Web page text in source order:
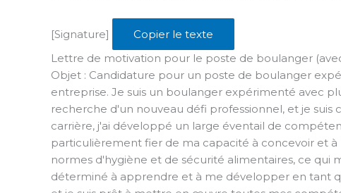
[Signature]
Copier le texte
Lettre de motivation pour le poste de boulanger
Objet : Candidature pour un poste de boulanger
entreprise. Je suis un boulanger expérimenté avec
recherche d'un nouveau défi professionnel, et je
carrière, j'ai développé un large éventail de
particulièrement fier de ma capacité à concevoir et à
normes d'hygiène et de sécurité alimentaires, ce
déterminé à apprendre et à me développer en tant